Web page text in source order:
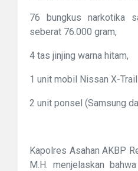
76 bungkus narkotika
seberat 76.000 gram,
4 tas jinjing warna hitam,
1 unit mobil Nissan X-Trail
2 unit ponsel (Samsung
Kapolres Asahan AKBP
M.H. menjelaskan